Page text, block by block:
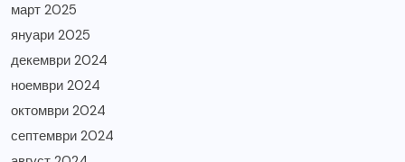
март 2025
януари 2025
декември 2024
ноември 2024
октомври 2024
септември 2024